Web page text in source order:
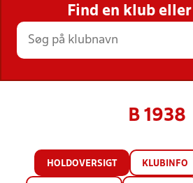
STILLINGER,
HOLD
Find en klub
B 1938
HOLDOVERSIGT KLUBINFO